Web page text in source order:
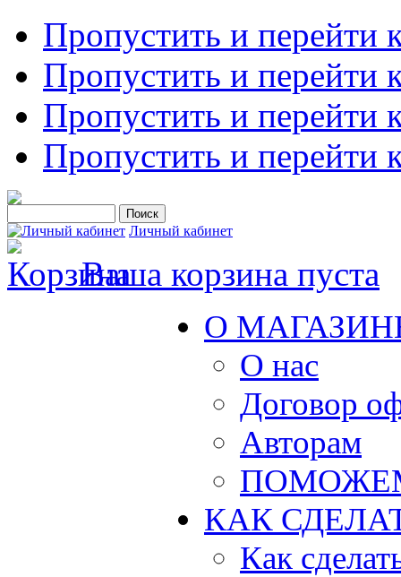
Пропустить и перейти
Пропустить и перейти
Пропустить и перейти
Пропустить и перейти
Личный кабинет
Ваша корзина пуста
О
О нас
Договор
Авторам
КАК
Как